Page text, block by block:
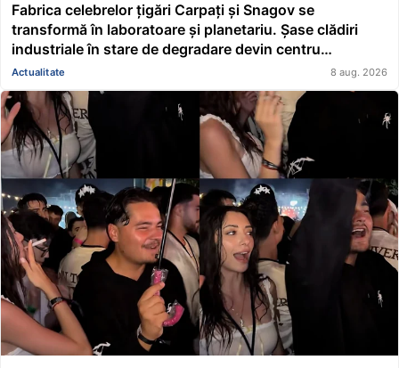
Fabrica celebrelor țigări Carpați și Snagov se
transformă în laboratoare și planetariu. Șase clădiri
industriale în stare de degradare devin centru
educațional și științific
Actualitate 8 aug. 2026